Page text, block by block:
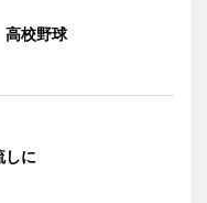
校野球
しに